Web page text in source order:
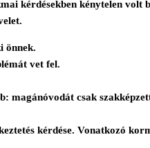
kérdésekben kénytelen volt
önnek.
vet fel.
magánóvodát csak
kérdése. Vonatkozó